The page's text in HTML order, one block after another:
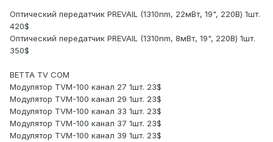
Оптический передатчик PREVAIL (1310nm, 22мВт, 19", 220В) 1шт.
420$
Оптический передатчик PREVAIL (1310nm, 8мВт, 19", 220В) 1шт.
350$
BETTA TV COM
Модулятор TVM-100 канал 27 1шт. 23$
Модулятор TVM-100 канал 29 1шт. 23$
Модулятор TVM-100 канал 33 1шт. 23$
Модулятор TVM-100 канал 37 1шт. 23$
Модулятор TVM-100 канал 39 1шт. 23$